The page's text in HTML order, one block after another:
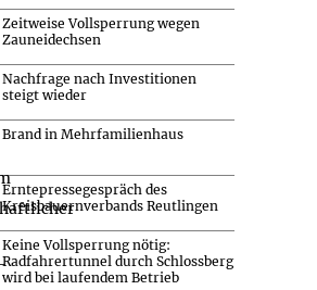
Zeitweise Vollsperrung wegen
Zauneidechsen
Nachfrage nach Investitionen
steigt wieder
Brand in Mehrfamilienhaus
Erntepressegespräch des
Kreisbauernverbands Reutlingen
Keine Vollsperrung nötig:
Radfahrertunnel durch Schlossberg
wird bei laufendem Betrieb